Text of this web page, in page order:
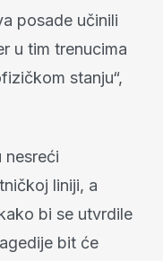
posade učinili
u tim trenucima
stanju“,
nesreći
liniji, a
bi se utvrdile
bit će